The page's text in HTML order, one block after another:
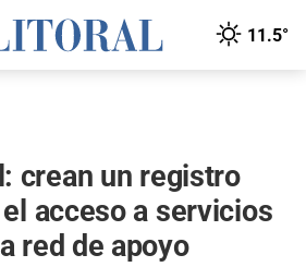
11.5°
crean un registro
acceso a servicios
red de apoyo